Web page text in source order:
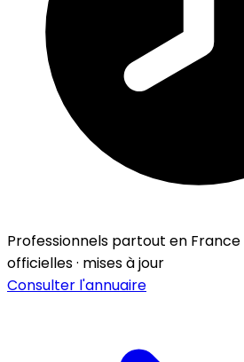
Professionnels partout en France
officielles · mises à jour
Consulter l'annuaire